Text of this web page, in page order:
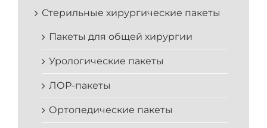
Стерильные хирургические пакеты
Пакеты для общей хирургии
Урологические пакеты
ЛОР-пакеты
Ортопедические пакеты